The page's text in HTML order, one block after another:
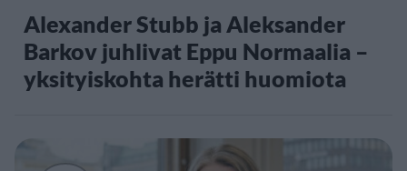
Alexander Stubb ja Aleksander
Barkov juhlivat Eppu Normaalia –
yksityiskohta herätti huomiota